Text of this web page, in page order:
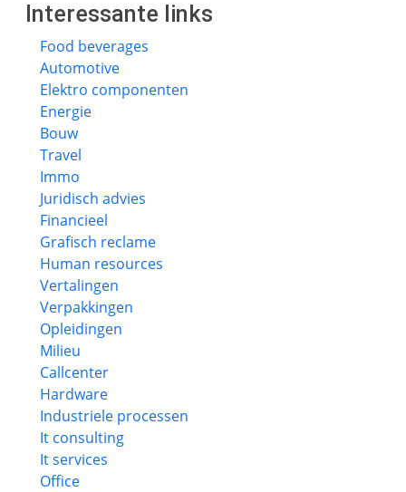
Interessante links
Food beverages
Automotive
Elektro componenten
Energie
Bouw
Travel
Immo
Juridisch advies
Financieel
Grafisch reclame
Human resources
Vertalingen
Verpakkingen
Opleidingen
Milieu
Callcenter
Hardware
Industriele processen
It consulting
It services
Office